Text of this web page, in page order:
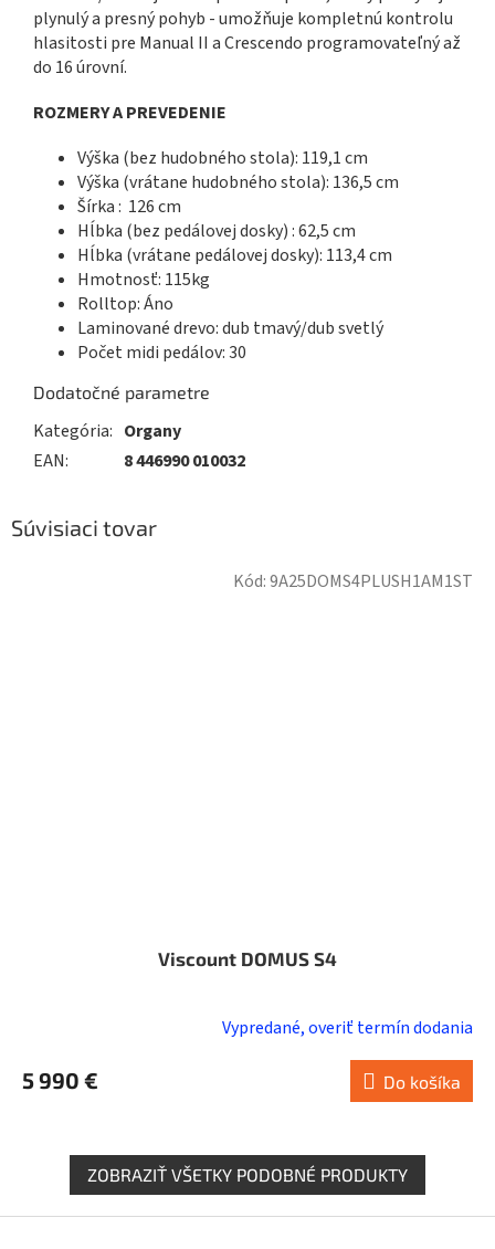
plynulý a presný pohyb - umožňuje kompletnú kontrolu
hlasitosti pre Manual II a Crescendo programovateľný až
do 16 úrovní.
ROZMERY A PREVEDENIE
Výška (bez hudobného stola): 119,1 cm
Výška (vrátane hudobného stola): 136,5 cm
Šírka : 126 cm
Hĺbka (bez pedálovej dosky) : 62,5 cm
Hĺbka (vrátane pedálovej dosky): 113,4 cm
Hmotnosť: 115kg
Rolltop: Áno
Laminované drevo: dub tmavý/dub svetlý
Počet midi pedálov: 30
Dodatočné parametre
Kategória: Organy
EAN: 8 446990 010032
Súvisiaci tovar
Viscount DOMUS S4
Vypredané, overiť termín dodania
5 990 € Do košíka
Kód:9A25DOMS4PLUSH1AM1ST
ZOBRAZIŤ VŠETKY PODOBNÉ PRODUKTY